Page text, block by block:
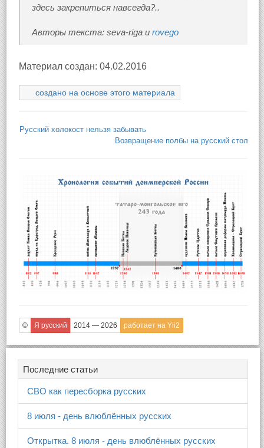
здесь закрепиться навсегда?..
Авторы текста: seva-riga и rovego
Материал создан: 04.02.2016
создано на основе этого материала
Русский холокост нельзя забывать
Возвращение полбы на русский стол
© Я русский 2014 — 2026 работает на Yii2
Последние статьи
СВО как пересборка русских
8 июля - день влюблённых русских
Открытка. 8 июля - день влюблённых русских